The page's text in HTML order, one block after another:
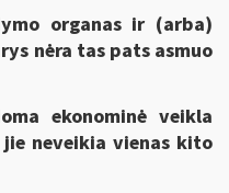
organas ir (arba)
nėra tas pats asmuo
ekonominė veikla
neveikia vienas kito